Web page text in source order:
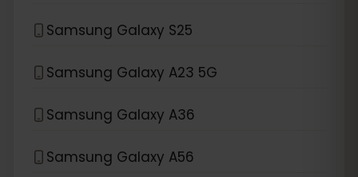
Samsung Galaxy S25
Samsung Galaxy A23 5G
Samsung Galaxy A36
Samsung Galaxy A56